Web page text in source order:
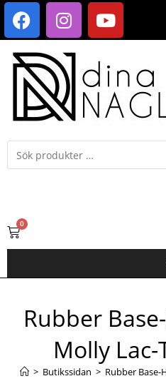
0
Rubber
Molly
> Butikssidan > Rubber Base-